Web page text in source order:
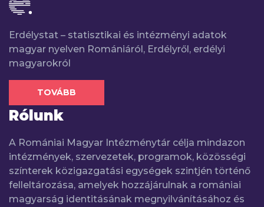
Erdélystat – statisztikai és intézményi adatok
magyar nyelven Romániáról, Erdélyről, erdélyi
magyarokról
TOVÁBB
Rólunk
A Romániai Magyar Intézménytár célja mindazon
intézmények, szervezetek, programok, közösségi
színterek közigazgatási egységek szintjén történő
felleltározása, amelyek hozzájárulnak a romániai
magyarság identitásának megnyilvánításához és